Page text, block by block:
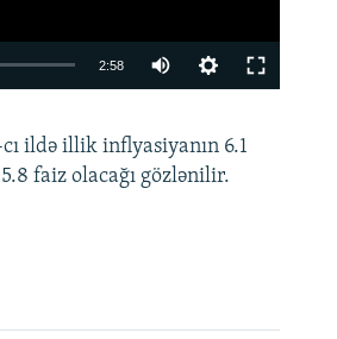
2:58
360p
480p
ildə illik inflyasiyanın 6.1
faiz olacağı gözlənilir.